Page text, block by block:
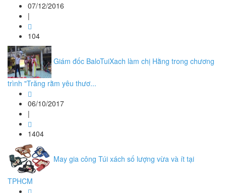
07/12/2016
|
104
Giám đốc BaloTuiXach làm chị Hằng trong chương
trình "Trăng rằm yêu thươ...
06/10/2017
|
1404
May gia công Túi xách số lượng vừa và ít tại
TPHCM